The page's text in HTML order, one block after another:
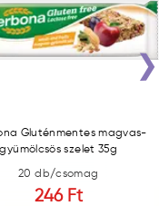
Gluténmentes magvas-
gyümölcsös szelet 35g
20 db/csomag
246 Ft
›